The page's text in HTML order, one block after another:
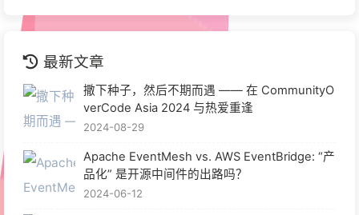
最新文章
撒下种子，然后不期而遇 —— 在 CommunityO
verCode Asia 2024 与热爱重逢
2024-08-29
Apache EventMesh vs. AWS EventBridge: “产
品化” 是开源中间件的出路吗？
2024-06-12